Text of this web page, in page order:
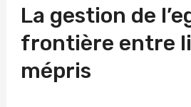
La gestion de
frontière entre
mépris